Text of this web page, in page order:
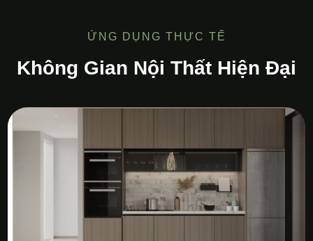
ỨNG DỤNG THỰC TẾ
Không Gian Nội Thất Hiện Đại